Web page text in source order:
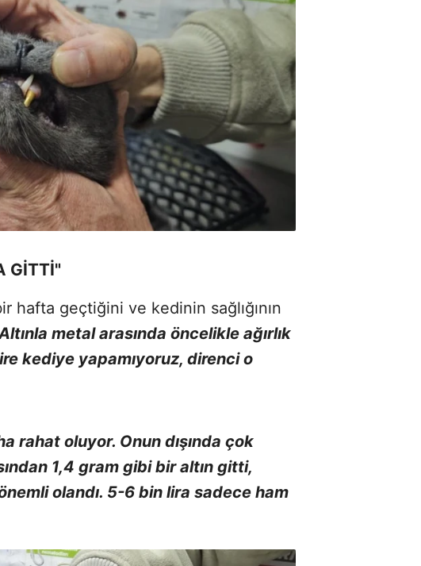
GİTTİ"
hafta geçtiğini ve kedinin sağlığının
metal arasında öncelikle ağırlık
kediye yapamıyoruz, direnci o
rahat oluyor. Onun dışında çok
1,4 gram gibi bir altın gitti,
olandı. 5-6 bin lira sadece ham